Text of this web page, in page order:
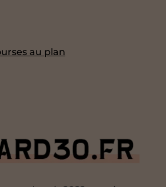
au plan